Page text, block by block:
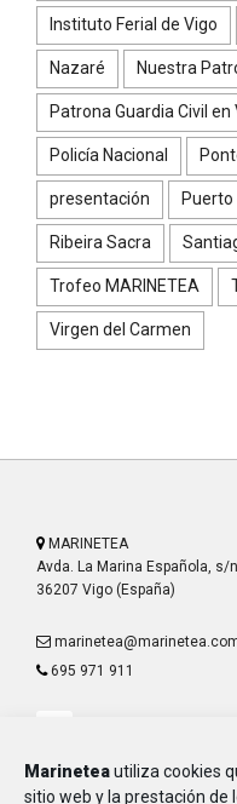
Marineteautiliza cookies
sitio web y la prestación de
Instituto Ferial de Vigo
Nazaré Nuestra
Patrona Guardia Civil en
Policía Nacional
presentación Puerto
Ribeira Sacra
Trofeo MARINETEA
Virgen del Carmen
MARINETEA
Avda. La Marina Española, s/n
36207 Vigo (España)
695 971 911